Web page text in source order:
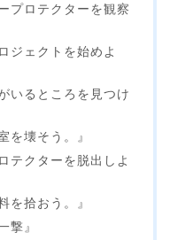
プロテクターを観察
ジェクトを始めよ
いるところを見つけ
を壊そう。』
テクターを脱出しよ
を拾おう。』
撃』